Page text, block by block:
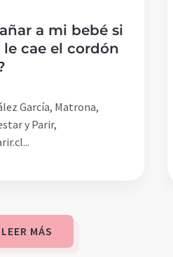
a mi bebé si
le cae el cordón
García, Matrona,
y Parir,
LEER MÁS